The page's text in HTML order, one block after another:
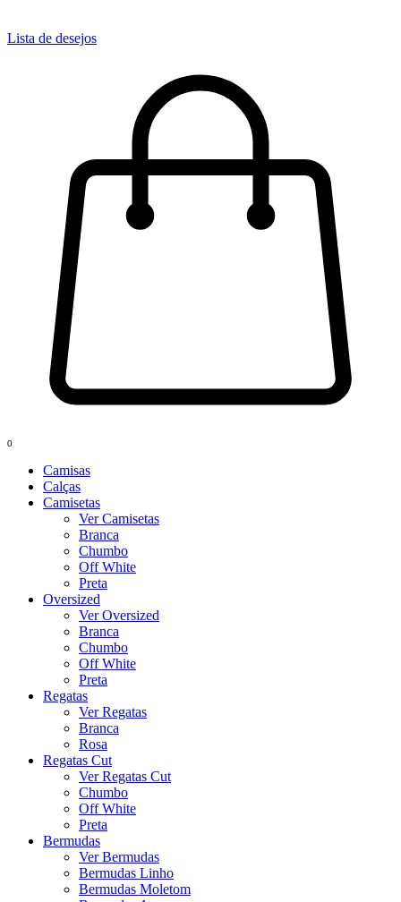
Lista de desejos
0
Camisas
Calças
Camisetas
Ver Camisetas
Branca
Chumbo
Off White
Preta
Oversized
Ver Oversized
Branca
Chumbo
Off White
Preta
Regatas
Ver Regatas
Branca
Rosa
Regatas Cut
Ver Regatas Cut
Chumbo
Off White
Preta
Bermudas
Ver Bermudas
Bermudas Linho
Bermudas Moletom